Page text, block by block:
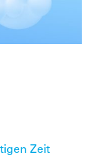
Zeit